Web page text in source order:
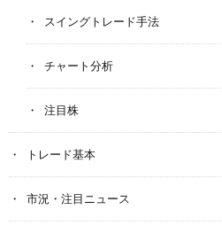
スイングトレード手法
チャート分析
注目株
トレード基本
市況・注目ニュース